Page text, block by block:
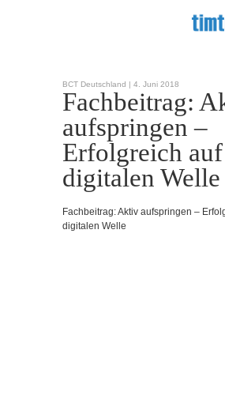
BCT Deutschland | 4. Juni 2018
Fachbeitrag:
aufspringen –
Erfolgreich
digitalen Welle
Fachbeitrag: Aktiv aufspringen –
digitalen Welle